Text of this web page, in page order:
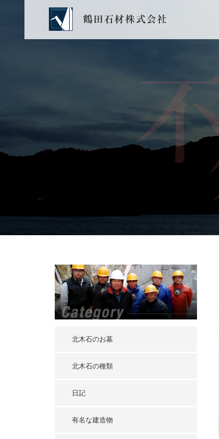
北木石のお墓
北木石の種類
日記
有名な建造物